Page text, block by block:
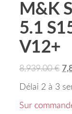
M&K
5.1
V12+
8,939.00€
Délai 2 à 3
Sur